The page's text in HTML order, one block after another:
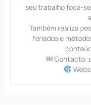
seu trabalho foca-
Também realiza
feriados e
Contacto: